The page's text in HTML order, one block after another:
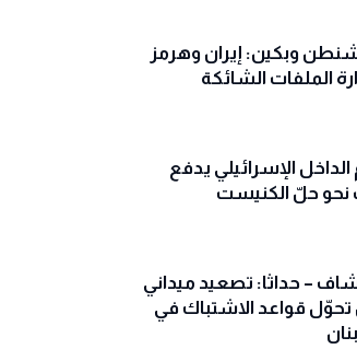
وبكين: إيران وهرمز
الملفات الشائكة
الإسرائيلي يدفع
نحو حلّ الكنيست
– حداثا: تصعيد ميداني
قواعد الاشتباك في